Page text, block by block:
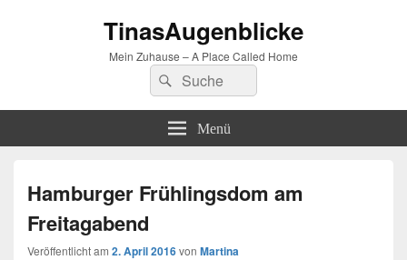
TinasAugenblicke
Mein Zuhause – A Place Called Home
Suchen
nach:
Suchen
Menü
Hamburger Frühlingsdom am
Freitagabend
Veröffentlicht am 2. April 2016von Martina